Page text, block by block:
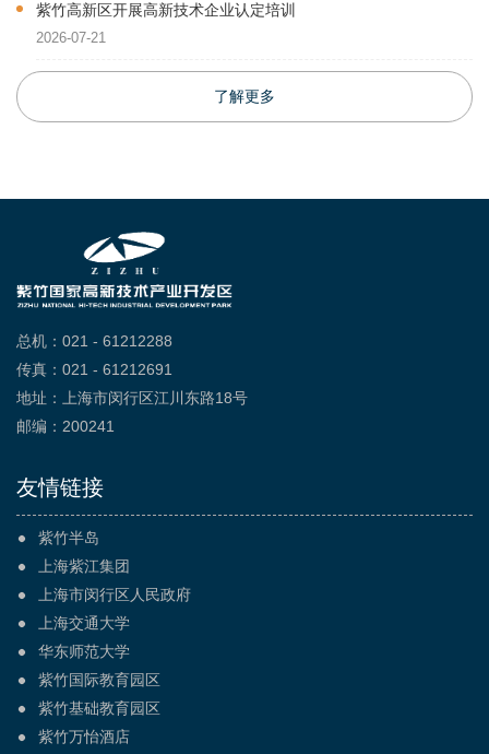
紫竹高新区开展高新技术企业认定培训
2026-07-21
了解更多
总机：021 - 61212288
传真：021 - 61212691
地址：上海市闵行区江川东路18号
邮编：200241
友情链接
紫竹半岛
上海紫江集团
上海市闵行区人民政府
上海交通大学
华东师范大学
紫竹国际教育园区
紫竹基础教育园区
紫竹万怡酒店